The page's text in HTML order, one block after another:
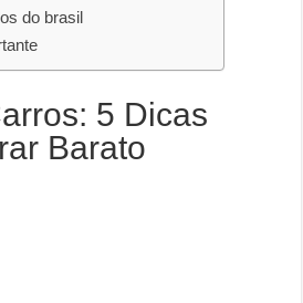
do brasil
5 Dicas
Barato